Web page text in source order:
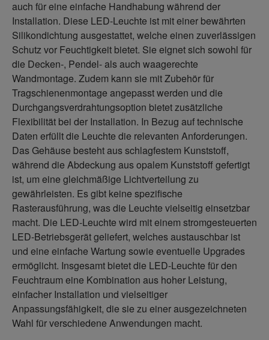
auch für eine einfache Handhabung während der
Installation. Diese LED-Leuchte ist mit einer bewährten
Silikondichtung ausgestattet, welche einen zuverlässigen
Schutz vor Feuchtigkeit bietet. Sie eignet sich sowohl für
die Decken-, Pendel- als auch waagerechte
Wandmontage. Zudem kann sie mit Zubehör für
Tragschienenmontage angepasst werden und die
Durchgangsverdrahtungsoption bietet zusätzliche
Flexibilität bei der Installation. In Bezug auf technische
Daten erfüllt die Leuchte die relevanten Anforderungen.
Das Gehäuse besteht aus schlagfestem Kunststoff,
während die Abdeckung aus opalem Kunststoff gefertigt
ist, um eine gleichmäßige Lichtverteilung zu
gewährleisten. Es gibt keine spezifische
Rasterausführung, was die Leuchte vielseitig einsetzbar
macht. Die LED-Leuchte wird mit einem stromgesteuerten
LED-Betriebsgerät geliefert, welches austauschbar ist
und eine einfache Wartung sowie eventuelle Upgrades
ermöglicht. Insgesamt bietet die LED-Leuchte für den
Feuchtraum eine Kombination aus hoher Leistung,
einfacher Installation und vielseitiger
Anpassungsfähigkeit, die sie zu einer ausgezeichneten
Wahl für verschiedene Anwendungen macht.